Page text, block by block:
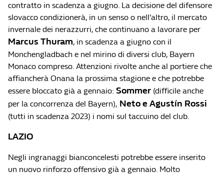
contratto in scadenza a giugno. La decisione del difensore
slovacco condizionerà, in un senso o nell’altro, il mercato
invernale dei nerazzurri, che continuano a lavorare per
Marcus Thuram, in scadenza a giugno con il
Monchengladbach e nel mirino di diversi club, Bayern
Monaco compreso. Attenzioni rivolte anche al portiere che
affiancherà Onana la prossima stagione e che potrebbe
essere bloccato già a gennaio: Sommer (difficile anche
per la concorrenza del Bayern), Neto e Agustín Rossi
(tutti in scadenza 2023) i nomi sul taccuino del club.
LAZIO
Negli ingranaggi bianconcelesti potrebbe essere inserito
un nuovo rinforzo offensivo già a gennaio. Molto